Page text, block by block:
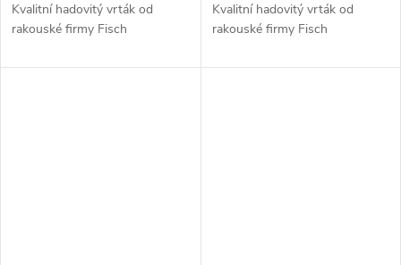
Kvalitní hadovitý vrták od
rakouské firmy Fisch
Kvalitní hadovitý vrták od
rakouské firmy Fisch